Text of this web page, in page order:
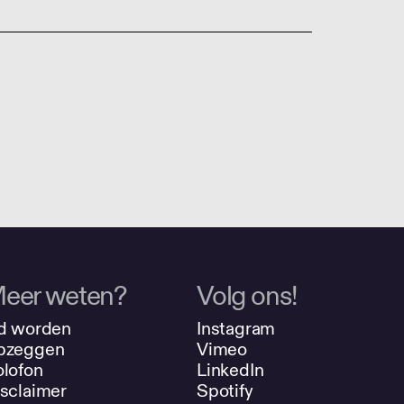
weten?
worden
Volg ons!
Instagram
Vimeo
LinkedIn
Spotify